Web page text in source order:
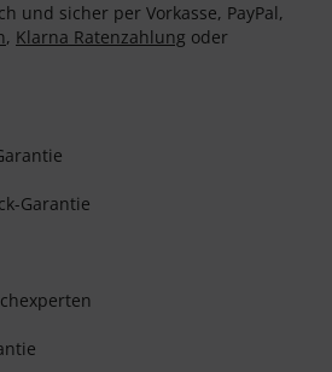
und sicher per Vorkasse, PayPal,
, Klarna Ratenzahlung oder
Garantie